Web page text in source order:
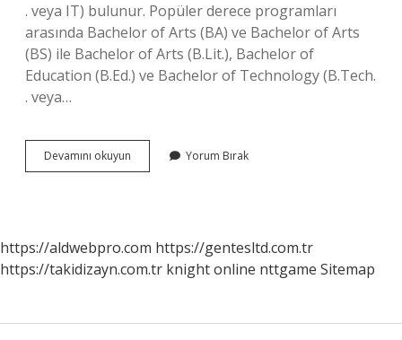
. veya IT) bulunur. Popüler derece programları
arasında Bachelor of Arts (BA) ve Bachelor of Arts
(BS) ile Bachelor of Arts (B.Lit.), Bachelor of
Education (B.Ed.) ve Bachelor of Technology (B.Tech.
. veya…
Devamını okuyun
Hangi
Yorum Bırak
https://aldwebpro.com https://gentesltd.com.tr
https://takidizayn.com.tr knight online nttgame Sitemap